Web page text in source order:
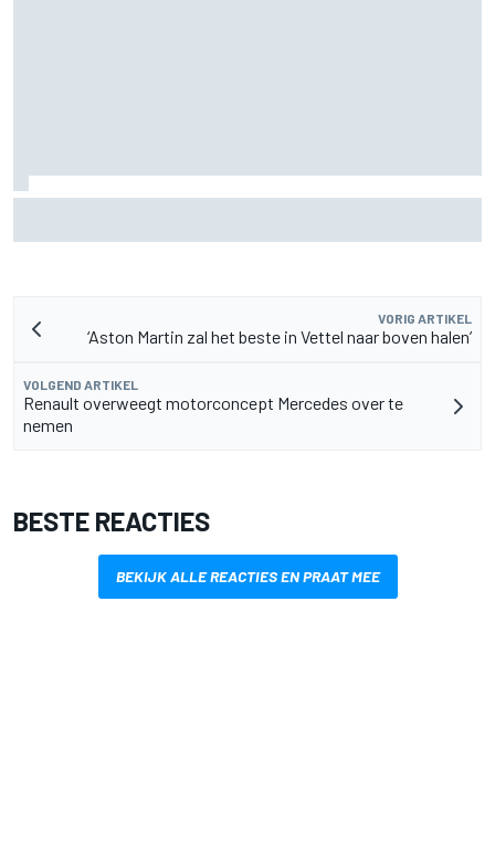
VORIG ARTIKEL
‘Aston Martin zal het beste in Vettel naar boven halen’
VOLGEND ARTIKEL
Renault overweegt motorconcept Mercedes over te
nemen
BESTE REACTIES
BEKIJK ALLE REACTIES EN PRAAT MEE